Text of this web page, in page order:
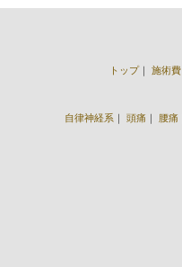
トップ｜ 施術費
自律神経系 ｜ 頭痛 ｜ 腰痛